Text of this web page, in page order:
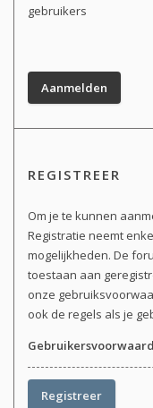
gebruikers
REGISTREER
Om je te kunnen
Registratie neemt
mogelijkheden. De
toestaan aan
onze
ook de regels als je
Registreer